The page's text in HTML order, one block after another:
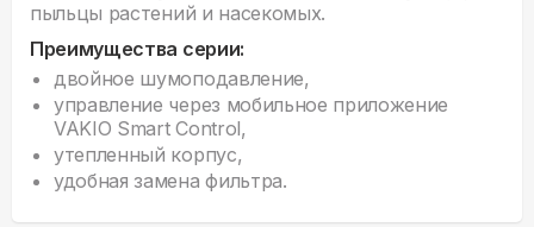
пыльцы растений и насекомых.
Преимущества серии:
двойное шумоподавление,
управление через мобильное приложение
VAKIO Smart Control,
утепленный корпус,
удобная замена фильтра.